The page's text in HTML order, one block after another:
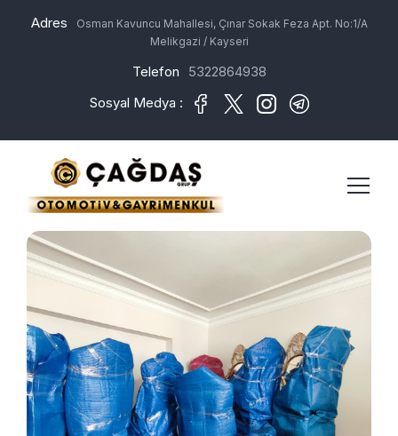
Adres
Osman Kavuncu Mahallesi, Çınar Sokak Feza Apt. No:1/A
Melikgazi / Kayseri
Telefon
5322864938
Sosyal Medya :